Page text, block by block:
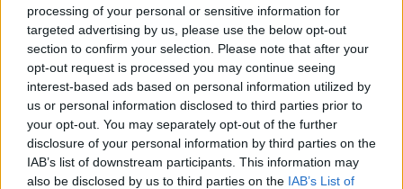
processing of your personal or sensitive information for
targeted advertising by us, please use the below opt-out
section to confirm your selection. Please note that after your
opt-out request is processed you may continue seeing
interest-based ads based on personal information utilized by
us or personal information disclosed to third parties prior to
your opt-out. You may separately opt-out of the further
disclosure of your personal information by third parties on the
IAB’s list of downstream participants. This information may
also be disclosed by us to third parties on the IAB’s List of